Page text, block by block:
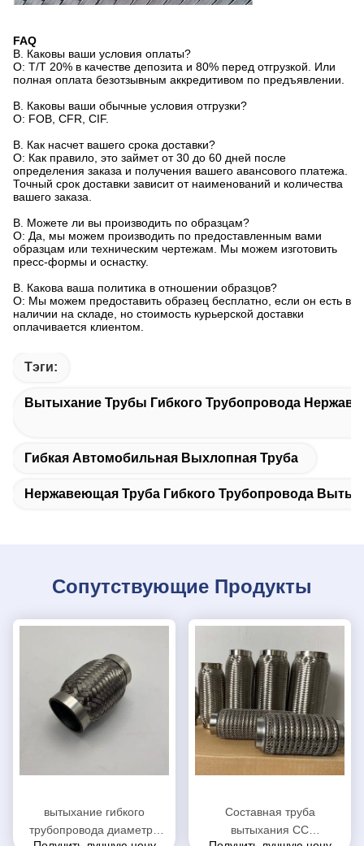
FAQ
В. Каковы ваши условия оплаты?
О: T/T 20% в качестве депозита и 80% перед отгрузкой. Или
полная оплата безотзывным аккредитивом по предъявлении.
В. Каковы ваши обычные условия отгрузки?
О: FOB, CFR, CIF.
В. Как насчет вашего срока доставки?
О: Как правило, это займет от 30 до 60 дней после
определения заказа и получения вашего авансового платежа.
Точный срок доставки зависит от наименований и количества
вашего заказа.
В. Можете ли вы производить по образцам?
О: Да, мы можем производить по предоставленным вами
образцам или техническим чертежам. Мы можем изготовить
пресс-формы и оснастку.
В. Какова ваша политика в отношении образцов?
О: Мы можем предоставить образец бесплатно, если он есть в
наличии на складе, но стоимость курьерской доставки
оплачивается клиентом.
Тэги:
Вытыхание Трубы Гибкого Трубопровода
Гибкая Автомобильная Выхлопная Труба
Нержавеющая Труба Гибкого Трубопровода
Сопутствующие Продукты
вытыхание гибкого
трубопровода диаметра
Составная труба
вытыхания СС